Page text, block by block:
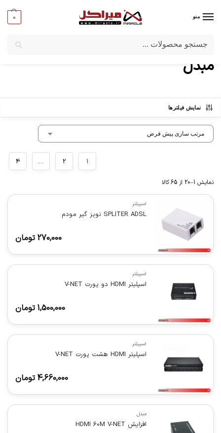
منو 0
میراکل/کامپیوتر/مبدل
مبدل
نمایش فیلترها
نمایش 1–20 از 65 کالا
1
2
…
4
اسپیلتر
SPLITER ADSL نویز گیر مودم
270,000 تومان
اسپیلتر
اسپلیتر HDMI دو پورت V-NET
1,500,000 تومان
اسپیلتر
اسپلیتر HDMI هشت پورت V-NET
4,660,000 تومان
مبدل
افزایش HDMI 60M V-NET